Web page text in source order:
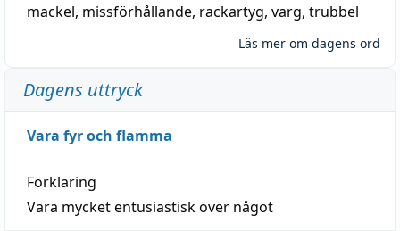
mackel, missförhållande, rackartyg, varg, trubbel
Läs mer om dagens ord
Dagens uttryck
Vara fyr och flamma
Förklaring
Vara mycket entusiastisk över något